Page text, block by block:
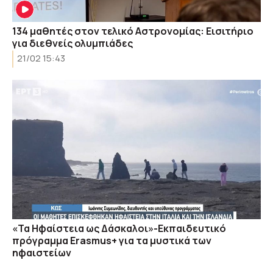
134 μαθητές στον τελικό Αστρονομίας: Εισιτήριο
για διεθνείς ολυμπιάδες
21/02 15:43
«Τα Ηφαίστεια ως Δάσκαλοι»-Εκπαιδευτικό
πρόγραμμα Erasmus+ για τα μυστικά των
ηφαιστείων